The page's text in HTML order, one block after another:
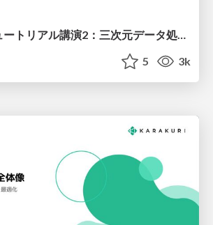
MIRU2026 チュートリアル講演2：三次元データ処理の動向
5 3k